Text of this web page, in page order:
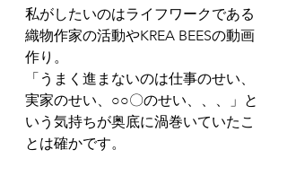
私がしたいのはライフワークである
織物作家の活動やKREA BEESの動画
作り。
「うまく進まないのは仕事のせい、
実家のせい、○○〇のせい、、、」と
いう気持ちが奥底に渦巻いていたこ
とは確かです。